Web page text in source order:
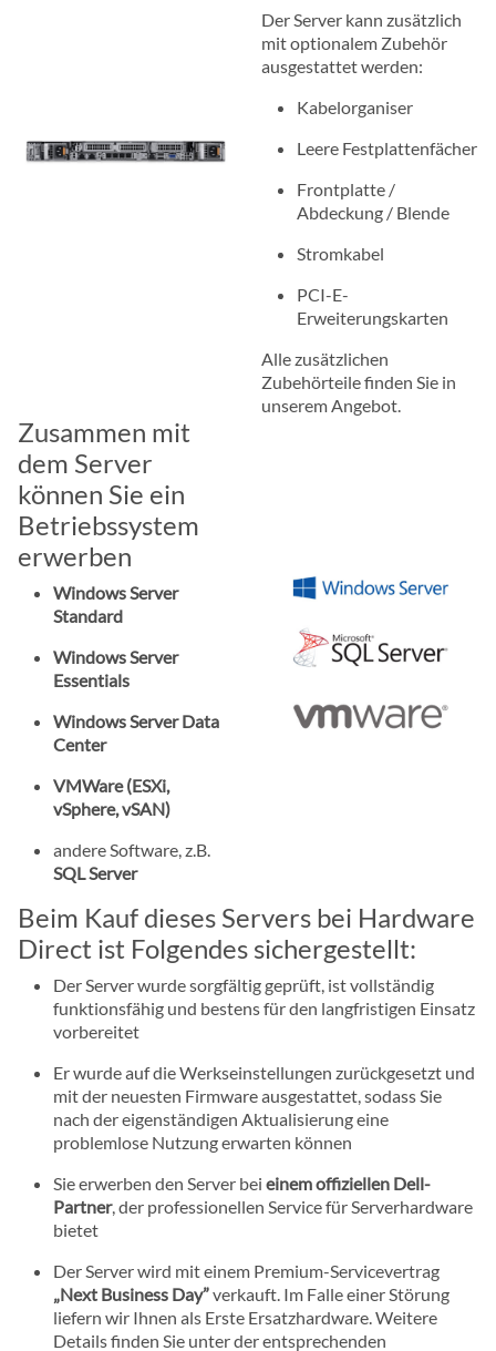
Der Server kann zusätzlich
mit optionalem Zubehör
ausgestattet werden:
Kabelorganiser
Leere Festplattenfächer
Frontplatte /
Abdeckung / Blende
Stromkabel
PCI-E-
Erweiterungskarten
Alle zusätzlichen
Zubehörteile finden Sie in
unserem Angebot.
Zusammen mit
dem Server
können Sie ein
Betriebssystem
erwerben
Windows Server
Standard
Windows Server
Essentials
Windows Server Data
Center
VMWare (ESXi,
vSphere, vSAN)
andere Software, z.B.
SQL Server
Beim Kauf dieses Servers bei Hardware
Direct ist Folgendes sichergestellt:
Der Server wurde sorgfältig geprüft, ist vollständig
funktionsfähig und bestens für den langfristigen Einsatz
vorbereitet
Er wurde auf die Werkseinstellungen zurückgesetzt und
mit der neuesten Firmware ausgestattet, sodass Sie
nach der eigenständigen Aktualisierung eine
problemlose Nutzung erwarten können
Sie erwerben den Server bei einem offiziellen Dell-
Partner, der professionellen Service für Serverhardware
bietet
Der Server wird mit einem Premium-Servicevertrag
„Next Business Day”verkauft. Im Falle einer Störung
liefern wir Ihnen als Erste Ersatzhardware. Weitere
Details finden Sie unter der entsprechenden